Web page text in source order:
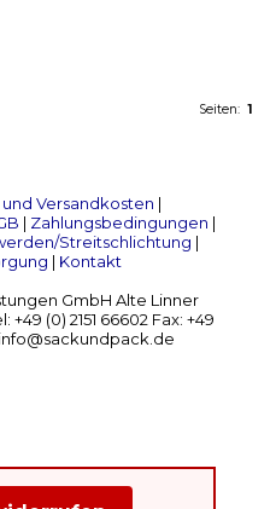
Seiten: 1
Versandkosten |
| Zahlungsbedingungen |
Streitschlichtung |
| Kontakt
GmbH Alte Linner
(0) 2151 66602 Fax: +49
info@sackundpack.de